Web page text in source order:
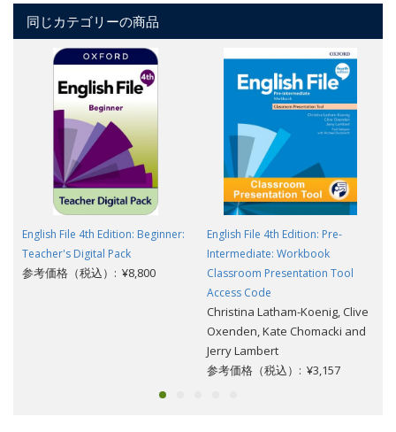
同じカテゴリーの商品
English File 4th Edition: Beginner:
Teacher's Digital Pack
参考価格（税込）: ¥8,800
English File 4th Edition: Pre-
Intermediate: Workbook
Classroom Presentation Tool
Access Code
Christina Latham-Koenig, Clive
Oxenden, Kate Chomacki and
Jerry Lambert
参考価格（税込）: ¥3,157